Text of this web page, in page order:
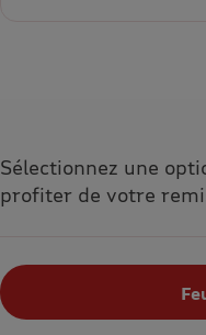
Sélectionnez une
profiter de votre